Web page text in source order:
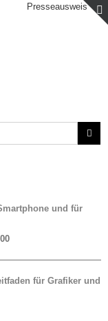
Presseausweis
und für
für Grafiker und